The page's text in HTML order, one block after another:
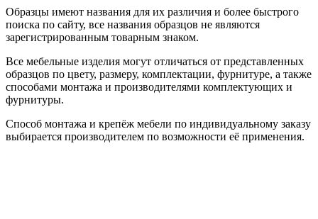
Образцы имеют названия для их различия и более быстрого
поиска по сайту, все названия образцов не являются
зарегистрированным товарным знаком.
Все мебельные изделия могут отличаться от представленных
образцов по цвету, размеру, комплектации, фурнитуре, а также
способами монтажа и производителями комплектующих и
фурнитуры.
Способ монтажа и крепёж мебели по индивидуальному заказу
выбирается производителем по возможности её применения.